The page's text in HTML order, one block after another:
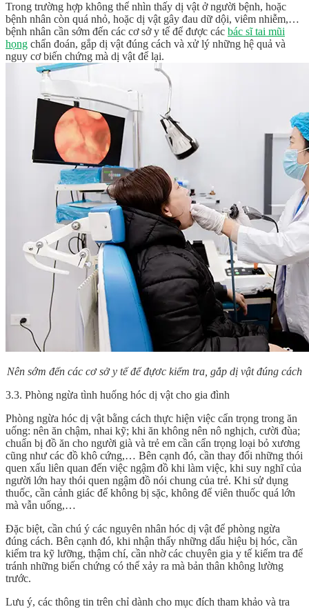
Trong trường hợp không thể nhìn thấy dị vật ở người bệnh, hoặc
bệnh nhân còn quá nhỏ, hoặc dị vật gây đau dữ dội, viêm nhiễm,…
bệnh nhân cần sớm đến các cơ sở y tế để được các bác sĩ tai mũi
họng chẩn đoán, gắp dị vật đúng cách và xử lý những hệ quả và
nguy cơ biến chứng mà dị vật để lại.
Nên sớm đến các cơ sở y tế để đựơc kiểm tra, gắp dị vật đúng cách
3.3. Phòng ngừa tình huống hóc dị vật cho gia đình
Phòng ngừa hóc dị vật bằng cách thực hiện việc cẩn trọng trong ăn
uống: nên ăn chậm, nhai kỹ; khi ăn không nên nô nghịch, cười đùa;
chuẩn bị đồ ăn cho người già và trẻ em cần cẩn trọng loại bỏ xương
cũng như các đồ khô cứng,… Bên cạnh đó, cần thay đổi những thói
quen xấu liên quan đến việc ngậm đồ khi làm việc, khi suy nghĩ của
người lớn hay thói quen ngậm đồ nói chung của trẻ. Khi sử dụng
thuốc, cần cảnh giác để không bị sặc, không để viên thuốc quá lớn
mà vẫn uống,…
Đặc biệt, cần chú ý các nguyên nhân hóc dị vậtđể phòng ngừa
đúng cách. Bên cạnh đó, khi nhận thấy những dấu hiệu bị hóc, cần
kiểm tra kỹ lưỡng, thậm chí, cần nhờ các chuyên gia y tế kiểm tra để
tránh những biến chứng có thể xảy ra mà bản thân không lường
trước.
Lưu ý, các thông tin trên chỉ dành cho mục đích tham khảo và tra